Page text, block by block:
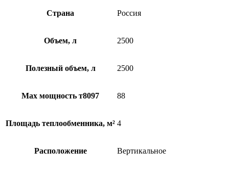
Страна Россия
Объем, л 2500
Полезный объем, л 2500
Max мощность т8097 88
Площадь теплообменника, м² 4
Расположение Вертикальное